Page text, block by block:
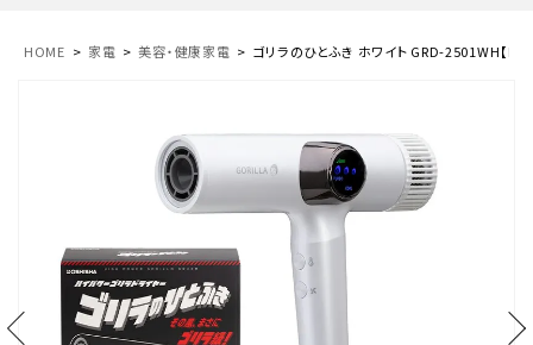
HOME 家電 美容・健康家電 ゴリラのひとふき ホワイト GRD-2501WH【KA